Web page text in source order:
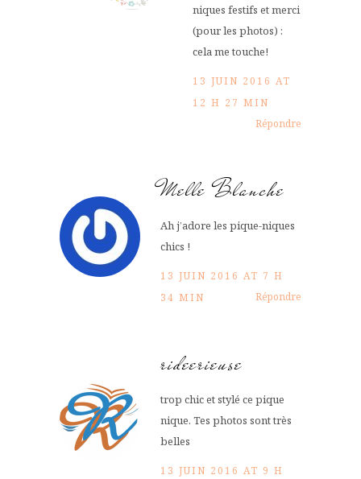
niques festifs et merci
(pour les photos) :
cela me touche!
13 JUIN 2016 AT
12 H 27 MIN
Répondre
Melle Blanche
Ah j’adore les pique-niques
chics !
13 JUIN 2016 AT 7 H
34 MIN
Répondre
rideerieuse
trop chic et stylé ce pique
nique. Tes photos sont très
belles
13 JUIN 2016 AT 9 H